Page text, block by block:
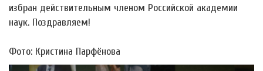
избран действительным членом Российской академии
наук. Поздравляем!
Фото: Кристина Парфёнова